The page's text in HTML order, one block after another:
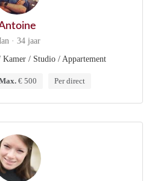
· 34 jaar
/ Studio / Appartement
€ 500 Per direct